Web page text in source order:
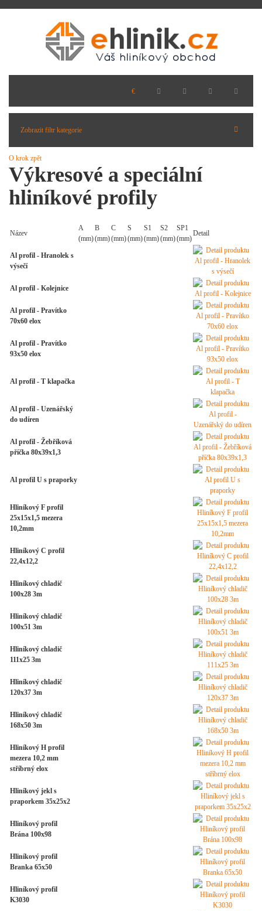
Zobrazit filtr kategorie
O krok zpět
Výkresové a speciální
hliníkové profily
Název
A
(mm)
B
(mm)
C
(mm)
S
(mm)
S1
(mm)
S2
(mm)
SP1
(mm)
Detail
Al profil - Hranolek s
výsečí
Al profil - Kolejnice
Al profil - Pravítko
70x60 elox
Al profil - Pravítko
93x50 elox
Al profil - T klapačka
Al profil - Uzenářský
do udíren
Al profil - Žebříková
příčka 80x39x1,3
Al profil U s praporky
Hliníkový F profil
25x15x1,5 mezera
10,2mm
Hliníkový C profil
22,4x12,2
Hliníkový chladič
100x28 3m
Hliníkový chladič
100x51 3m
Hliníkový chladič
111x25 3m
Hliníkový chladič
120x37 3m
Hliníkový chladič
168x50 3m
Hliníkový H profil
mezera 10,2 mm
stříbrný elox
Hliníkový jekl s
praporkem 35x25x2
Hliníkový profil
Brána 100x98
Hliníkový profil
Branka 65x50
Hliníkový profil
K3030